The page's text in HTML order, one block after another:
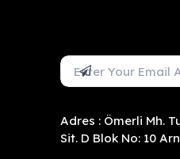
Mail Adresini Gir
Abone Ol
Adres : Ömerli Mh.
Sit. D Blok No: 10